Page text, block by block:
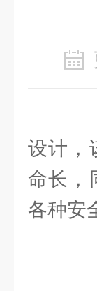
设计，
命长，
各种安